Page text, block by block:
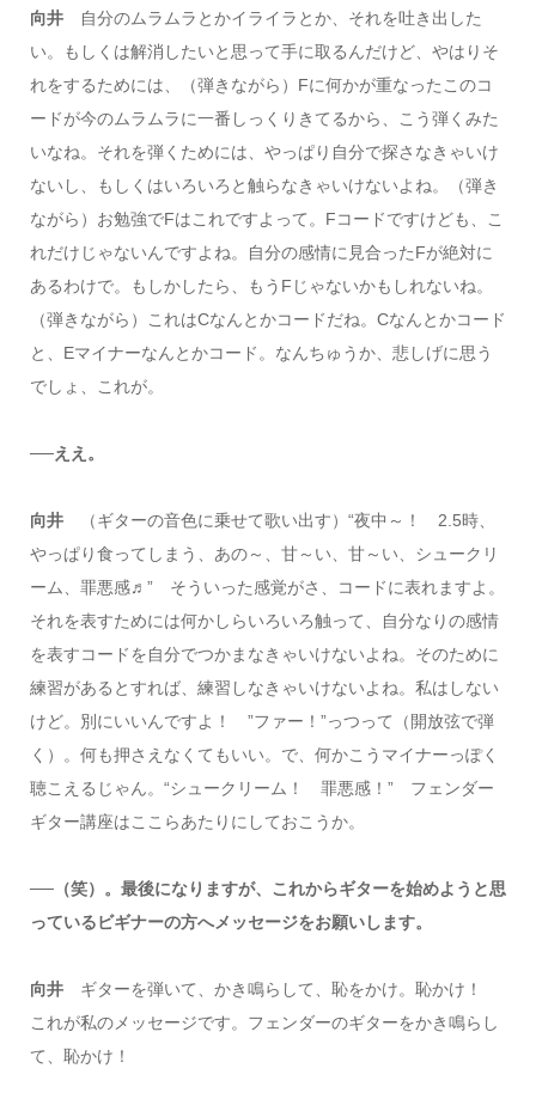
向井自分のムラムラとかイライラとか、それを吐き出した
い。もしくは解消したいと思って手に取るんだけど、やはりそ
れをするためには、（弾きながら）Fに何かが重なったこのコ
ードが今のムラムラに一番しっくりきてるから、こう弾くみた
いなね。それを弾くためには、やっぱり自分で探さなきゃいけ
ないし、もしくはいろいろと触らなきゃいけないよね。（弾き
ながら）お勉強でFはこれですよって。Fコードですけども、こ
れだけじゃないんですよね。自分の感情に見合ったFが絶対に
あるわけで。もしかしたら、もうFじゃないかもしれないね。
（弾きながら）これはCなんとかコードだね。Cなんとかコード
と、Eマイナーなんとかコード。なんちゅうか、悲しげに思う
でしょ、これが。
──ええ。
向井（ギターの音色に乗せて歌い出す）“夜中～！ 2.5時、
やっぱり食ってしまう、あの～、甘～い、甘～い、シュークリ
ーム、罪悪感♬” そういった感覚がさ、コードに表れますよ。
それを表すためには何かしらいろいろ触って、自分なりの感情
を表すコードを自分でつかまなきゃいけないよね。そのために
練習があるとすれば、練習しなきゃいけないよね。私はしない
けど。別にいいんですよ！ ”ファー！”っつって（開放弦で弾
く）。何も押さえなくてもいい。で、何かこうマイナーっぽく
聴こえるじゃん。“シュークリーム！ 罪悪感！” フェンダー
ギター講座はここらあたりにしておこうか。
──（笑）。最後になりますが、これからギターを始めようと思
っているビギナーの方へメッセージをお願いします。
向井ギターを弾いて、かき鳴らして、恥をかけ。恥かけ！
これが私のメッセージです。フェンダーのギターをかき鳴らし
て、恥かけ！